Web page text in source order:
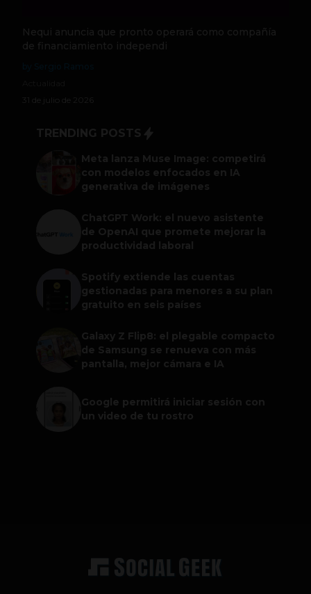
Nequi anuncia que pronto operará como compañía
de financiamiento independi
31 de julio de 2026
TRENDING POSTS
Meta lanza Muse Image: competirá
con modelos enfocados en IA
generativa de imágenes
ChatGPT Work: el nuevo asistente
de OpenAI que promete mejorar la
productividad laboral
Spotify extiende las cuentas
gestionadas para menores a su plan
gratuito en seis países
Galaxy Z Flip8: el plegable compacto
de Samsung se renueva con más
pantalla, mejor cámara e IA
Google permitirá iniciar sesión con
un video de tu rostro